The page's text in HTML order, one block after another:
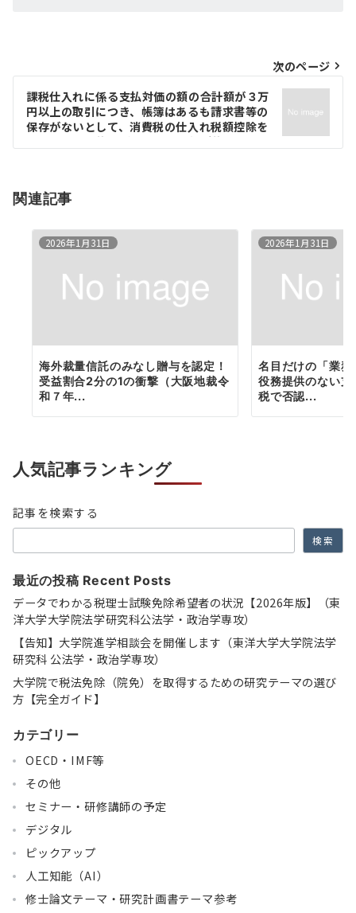
稿
ナ
ビ
ー
次のページ
課税仕入れに係る支払対価の額の合計額が３万
円以上の取引につき、帳簿はあるも請求書等の
保存がないとして、消費税の仕入れ税額控除を
認めなかった裁決（国税不服審判所裁決令和４
関連記事
2026年1月31日
海外裁量信託のみなし贈与を認定！
受益割合2分の1の衝撃（大阪地裁令
和７年...
2026年1月31日
名目だけの「業
役務提供のない
税で否認...
人気記事ランキング
記事を検索する
検索
最近の投稿 Recent Posts
データでわかる税理士試験免除希望者の状況【2026年版】（東
洋大学大学院法学研究科公法学・政治学専攻）
【告知】大学院進学相談会を開催します（東洋大学大学院法学
研究科 公法学・政治学専攻）
大学院で税法免除（院免）を取得するための研究テーマの選び
方【完全ガイド】
カテゴリー
OECD・IMF等
その他
セミナー・研修講師の予定
デジタル
ピックアップ
人工知能（AI）
修士論文テーマ・研究計画書テーマ参考